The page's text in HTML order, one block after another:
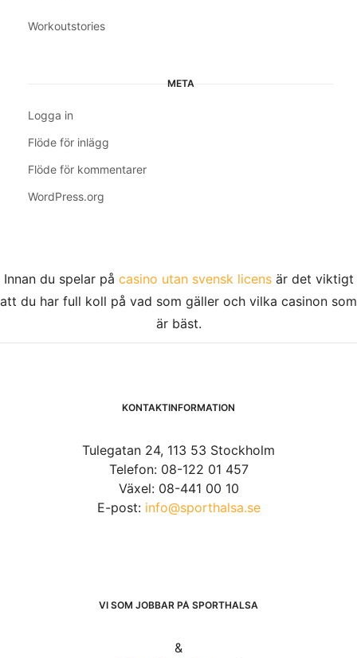
Workoutstories
META
Logga in
Flöde för inlägg
Flöde för kommentarer
WordPress.org
Innan du spelar på casino utan svensk licensär det viktigt
att du har full koll på vad som gäller och vilka casinon som
är bäst.
KONTAKTINFORMATION
Tulegatan 24, 113 53 Stockholm
Telefon: 08-122 01 457
Växel: 08-441 00 10
E-post: info@sporthalsa.se
VI SOM JOBBAR PÅ SPORTHÄLSA
&